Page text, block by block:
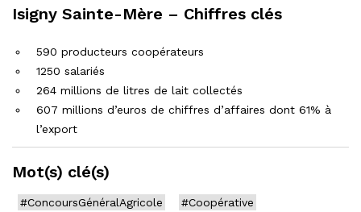
Isigny Sainte-Mère – Chiffres clés
590 producteurs coopérateurs
1250 salariés
264 millions de litres de lait collectés
607 millions d’euros de chiffres d’affaires dont 61% à
l’export
Mot(s) clé(s)
#ConcoursGénéralAgricole
#Coopérative